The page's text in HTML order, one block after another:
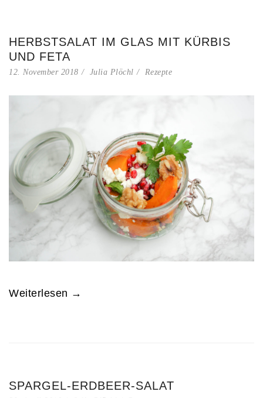
HERBSTSALAT IM GLAS MIT KÜRBIS
UND FETA
12. November 2018 Julia Plöchl Rezepte
Weiterlesen →
SPARGEL-ERDBEER-SALAT